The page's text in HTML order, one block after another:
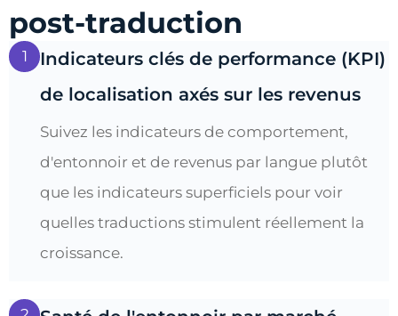
post-traduction
1
Indicateurs clés de performance (KPI)
de localisation axés sur les revenus
Suivez les indicateurs de comportement,
d'entonnoir et de revenus par langue plutôt
que les indicateurs superficiels pour voir
quelles traductions stimulent réellement la
croissance.